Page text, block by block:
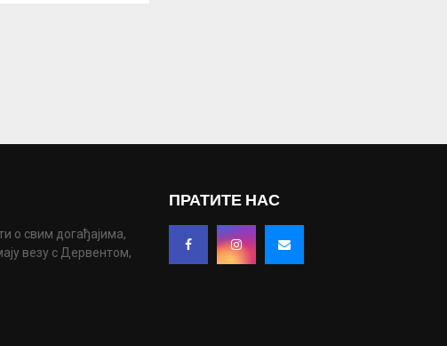
о свим догађајима,
везу с Дервентом,
ПРАТИТЕ НАС